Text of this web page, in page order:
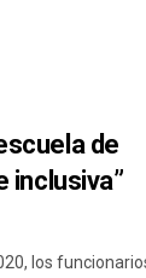
de
inclusiva”
los